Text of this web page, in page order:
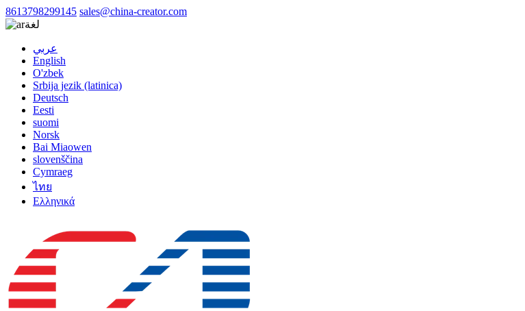
8613798299145 sales@china-creator.com
لغة
عربي
English
O'zbek
Srbija jezik (latinica)
Deutsch
Eesti
suomi
Norsk
Bai Miaowen
slovenščina
Cymraeg
ไทย
Ελληνικά